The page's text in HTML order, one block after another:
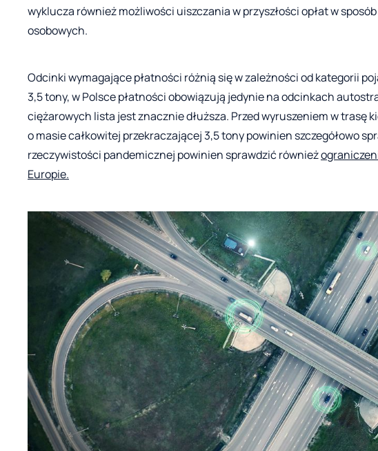
wyklucza również możliwości uiszczania w przyszłości opłat w
osobowych.
Odcinki wymagające płatności różnią się w zależności od kategorii
3,5 tony, w Polsce płatności obowiązują jedynie na odcinkach
ciężarowych lista jest znacznie dłuższa. Przed wyruszeniem w trasę
o masie całkowitej przekraczającej 3,5 tony powinien szczegółowo
rzeczywistości pandemicznej powinien sprawdzić również
Europie.